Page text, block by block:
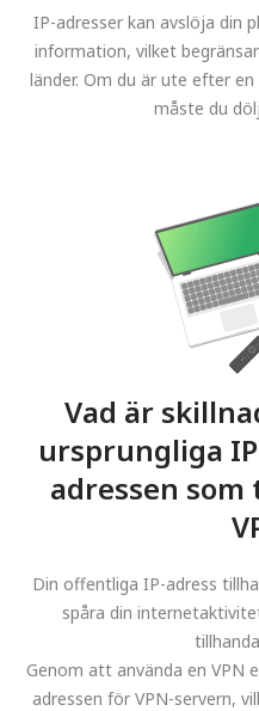
IP-adresser kan avslöja din
information, vilket
länder. Om du är ute efter
måste du
Vad är
ursprungliga
adressen
Din offentliga IP-adress
spåra din
Genom att använda en VPN
adressen för VPN-servern,